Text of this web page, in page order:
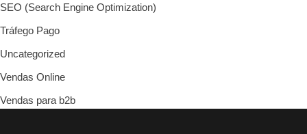
SEO (Search Engine Optimization)
Tráfego Pago
Uncategorized
Vendas Online
Vendas para b2b